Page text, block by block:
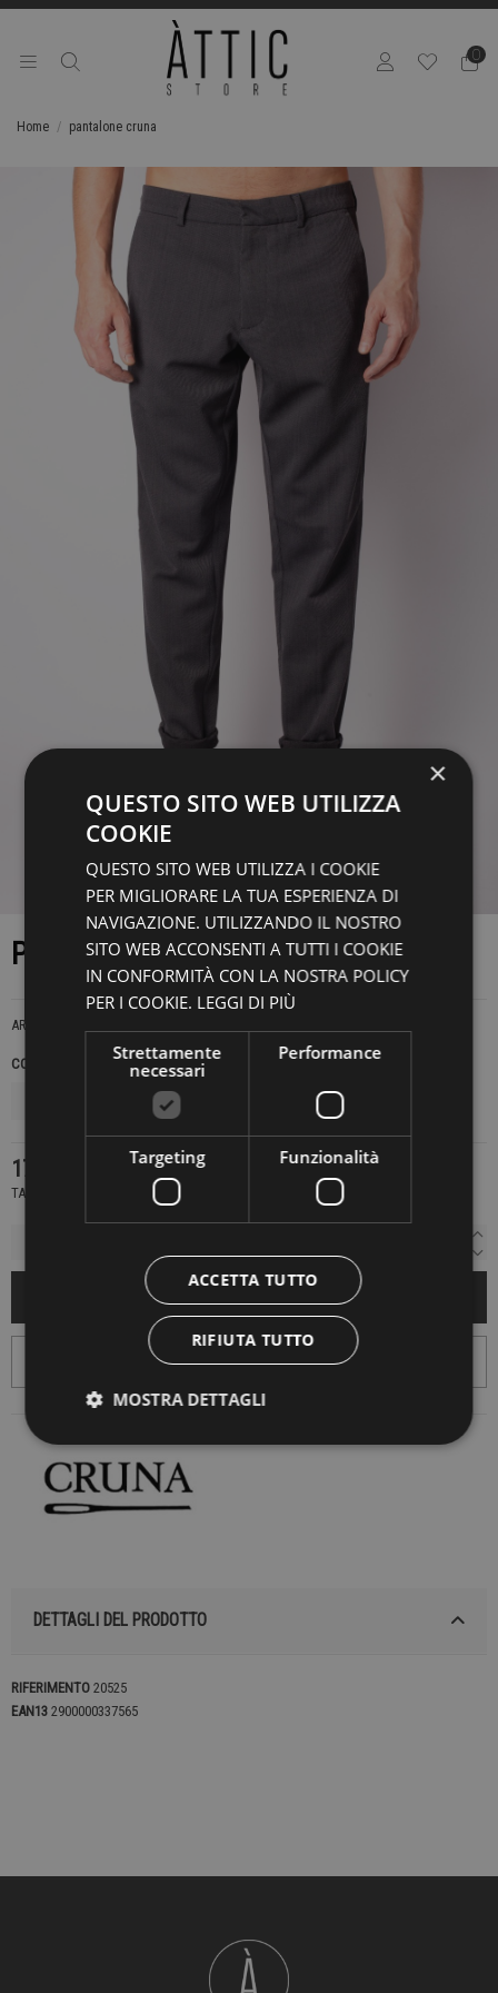
0
Home pantalone cruna
PANTALONE CRUNA
ARABAT
COLORE TAGLIE NAZIONALI
174,30 € -30%
TASSE INCLUSE
DETTAGLI DEL PRODOTTO
RIFERIMENTO 20525
EAN13 2900000337565
×
QUESTO SITO WEB UTILIZZA
COOKIE
QUESTO SITO WEB UTILIZZA I COOKIE
PER MIGLIORARE LA TUA ESPERIENZA DI
NAVIGAZIONE. UTILIZZANDO IL NOSTRO
SITO WEB ACCONSENTI A TUTTI I COOKIE
IN CONFORMITÀ CON LA NOSTRA POLICY
PER I COOKIE. LEGGI DI PIÙ
Strettamente
necessari
Performance
Targeting Funzionalità
ACCETTA TUTTO
RIFIUTA TUTTO
MOSTRA DETTAGLI